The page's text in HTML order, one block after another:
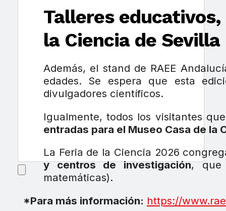
Talleres
la Ciencia de Sevilla
Además, el stand de RAEE
edades. Se espera que esta
divulgadores científicos.
Igualmente, todos los visitantes
entradas para el Museo Casa de la
La Feria de la Ciencia 2026
y centros de investigación, que
matemáticas).
*Para más información: https://